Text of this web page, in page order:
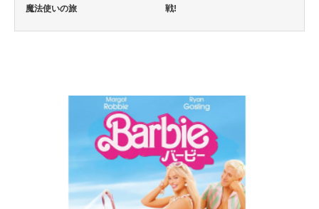
魔法使いの旅
戦!